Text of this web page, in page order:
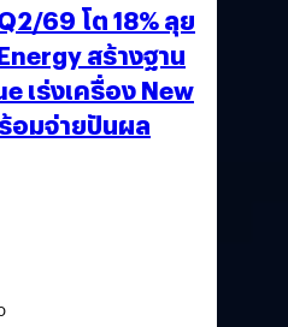
69 โต 18% ลุย
สร้างฐาน
เร่งเครื่อง New
อมจ่ายปันผล